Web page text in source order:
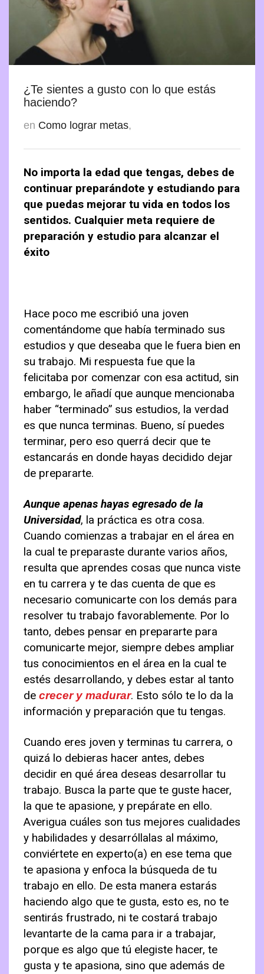
Autoestima
Organización Personal
Finanzas Personales
Relaciones Personales
Como lograr metas
Tips para Organizar
Taller: «Organizar el Hogar y sus Tareas»
Manual Administrador Condominio
Guía Organizar el Clóset
Guia Organizar el Buzón
5s Organizar Lugar de Trabajo
Contactanos
¿Te sientes a gusto con lo que estás
haciendo?
en Como lograr metas,
No importa la edad que tengas, debes de
continuar preparándote y estudiando para
que puedas mejorar tu vida en todos los
sentidos. Cualquier meta requiere de
preparación y estudio para alcanzar el
éxito
Hace poco me escribió una joven
comentándome que había terminado sus
estudios y que deseaba que le fuera bien en
su trabajo. Mi respuesta fue que la
felicitaba por comenzar con esa actitud, sin
embargo, le añadí que aunque mencionaba
haber “terminado” sus estudios, la verdad
es que nunca terminas. Bueno, sí puedes
terminar, pero eso querrá decir que te
estancarás en donde hayas decidido dejar
de prepararte.
Aunque apenas hayas egresado de la
Universidad, la práctica es otra cosa.
Cuando comienzas a trabajar en el área en
la cual te preparaste durante varios años,
resulta que aprendes cosas que nunca viste
en tu carrera y te das cuenta de que es
necesario comunicarte con los demás para
resolver tu trabajo favorablemente. Por lo
tanto, debes pensar en prepararte para
comunicarte mejor, siempre debes ampliar
tus conocimientos en el área en la cual te
estés desarrollando, y debes estar al tanto
de crecer y madurar. Esto sólo te lo da la
información y preparación que tu tengas.
Cuando eres joven y terminas tu carrera, o
quizá lo debieras hacer antes, debes
decidir en qué área deseas desarrollar tu
trabajo. Busca la parte que te guste hacer,
la que te apasione, y prepárate en ello.
Averigua cuáles son tus mejores cualidades
y habilidades y desarróllalas al máximo,
conviértete en experto(a) en ese tema que
te apasiona y enfoca la búsqueda de tu
trabajo en ello. De esta manera estarás
haciendo algo que te gusta, esto es, no te
sentirás frustrado, ni te costará trabajo
levantarte de la cama para ir a trabajar,
porque es algo que tú elegiste hacer, te
gusta y te apasiona, sino que además de